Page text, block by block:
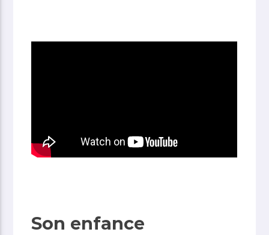
Son enfance